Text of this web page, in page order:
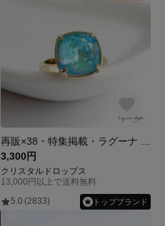
3,300円
クリスタルドロップス
13,000円以上で送料無料
5.0 (2833) トップブランド